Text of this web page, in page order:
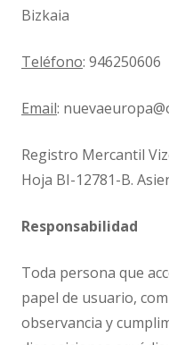
Euskara
Español
Bizkaia
Teléfono: 946250606
Email:
Registro Mercantil
Hoja BI-12781-B.
Responsabilidad
Toda persona que
papel de usuario,
observancia y